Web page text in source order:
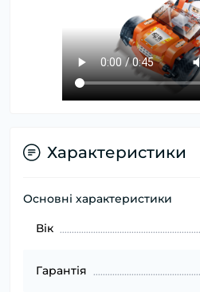
Характеристики
Основні характеристики
Вік
Гарантія